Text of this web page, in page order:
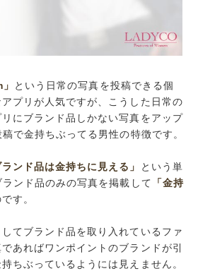
という日常の写真を投稿できる個
プリが人気ですが、こうした日常の
にブランド品しかない写真をアップ
で金持ちぶってる男性の特徴です。
ランド品は金持ちに見える」
という単
ンド品のみの写真を掲載して
「金持
す。
てブランド品を取り入れているファ
あればワンポイントのブランドが引
ちぶっているようには見えません。